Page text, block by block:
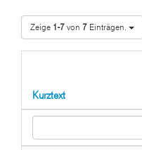
Zeige 1-7von 7 Einträgen.
Kurztext